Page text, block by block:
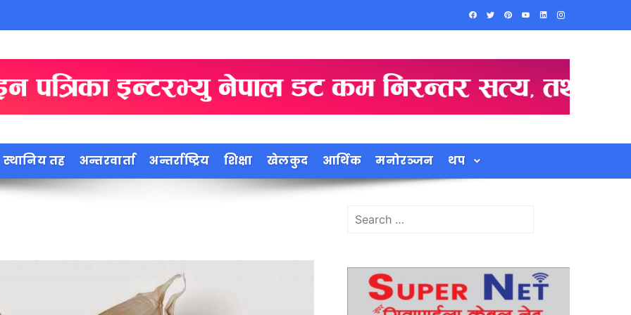
स्थानिय तह अन्तरवार्ता अन्तर्राष्ट्रिय शिक्षा खेलकुद आर्थिक मनोरञ्जन थप
Search